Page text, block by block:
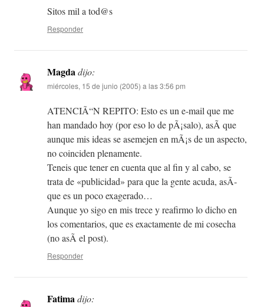
Sitos mil a tod@s
Responder
Magdadijo:
miércoles, 15 de junio (2005) a las 3:56 pm
ATENCIÃ“N REPITO: Esto es un e-mail que me
han mandado hoy (por eso lo de pÃ¡salo), asÃ­ que
aunque mis ideas se asemejen en mÃ¡s de un aspecto,
no coinciden plenamente.
Teneis que tener en cuenta que al fin y al cabo, se
trata de «publicidad» para que la gente acuda, asÃ­
que es un poco exagerado…
Aunque yo sigo en mis trece y reafirmo lo dicho en
los comentarios, que es exactamente de mi cosecha
(no asÃ­ el post).
Responder
Fatimadijo: